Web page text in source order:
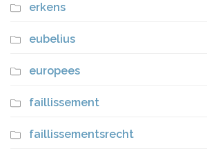
erkens
eubelius
europees
faillissement
faillissementsrecht